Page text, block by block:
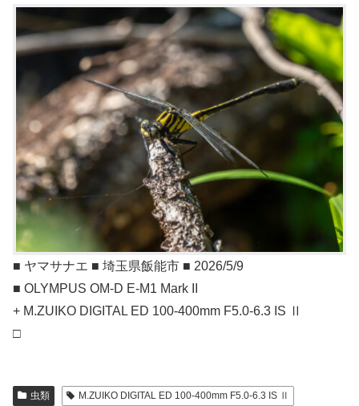
■ ヤマサナエ ■ 埼玉県飯能市 ■ 2026/5/9
■ OLYMPUS OM-D E-M1 Mark II
+ M.ZUIKO DIGITAL ED 100-400mm F5.0-6.3 IS Ⅱ
□
虫類
M.ZUIKO DIGITAL ED 100-400mm F5.0-6.3 IS Ⅱ